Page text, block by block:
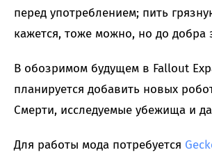
перед употреблением; пить
кажется, тоже можно, но до добра
В обозримом будущем в Fallout
планируется добавить новых
Смерти, исследуемые убежища и
Для работы мода потребуется